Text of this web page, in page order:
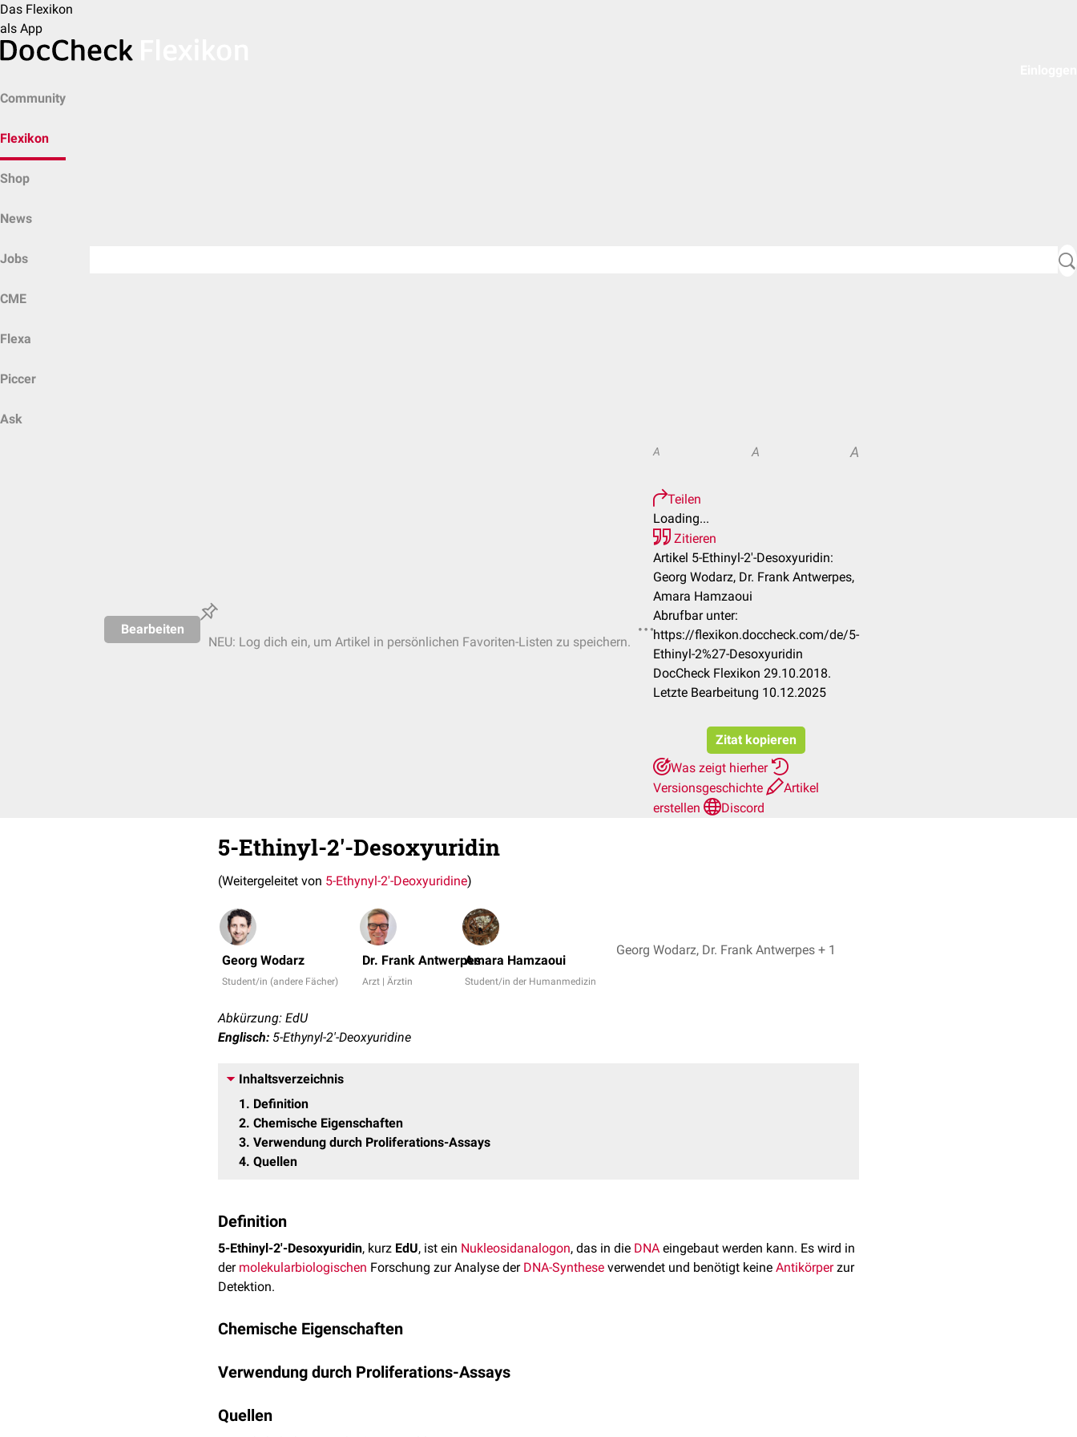
Das Flexikon
als App
Community
Flexikon
Shop
News
Jobs
CME
Flexa
Piccer
Ask
Bearbeiten
NEU: Log dich ein, um Artikel in persönlichen Favoriten-Listen zu speichern.
A A A
Teilen
Loading...
Zitieren
Artikel 5-Ethinyl-2'-Desoxyuridin:
Georg Wodarz, Dr. Frank Antwerpes,
Amara Hamzaoui
Abrufbar unter:
https://flexikon.doccheck.com/de/5-
Ethinyl-2%27-Desoxyuridin
DocCheck Flexikon 29.10.2018.
Letzte Bearbeitung 10.12.2025
Zitat kopieren
Was zeigt hierher
Versionsgeschichte
Artikel
erstellen
Discord
5-Ethinyl-2'-Desoxyuridin
(Weitergeleitet von 5-Ethynyl-2'-Deoxyuridine)
Georg Wodarz
Student/in (andere Fächer)
Dr. Frank Antwerpes
Arzt | Ärztin
Amara Hamzaoui
Student/in der Humanmedizin
Georg Wodarz, Dr. Frank Antwerpes + 1
Abkürzung: EdU
Englisch: 5-Ethynyl-2'-Deoxyuridine
Inhaltsverzeichnis
1
Definition
2 Chemische Eigenschaften
3 Verwendung durch Proliferations-Assays
4 Quellen
Definition
5-Ethinyl-2'-Desoxyuridin, kurz EdU, ist ein Nukleosidanalogon, das in die DNA eingebaut werden kann. Es wird in
der molekularbiologischen Forschung zur Analyse der DNA-Synthese verwendet und benötigt keine Antikörperzur
Detektion.
Chemische Eigenschaften
Desoxyribose, die mit einemThyminanalogonverbunden ist. Wichtig für seine Funktion ist eine
Verwendung durch Proliferations-Assays
Zeitraum in hoher Konzentration zu kultivierten Zellen hinzugegeben. Diese werden trotz der hohen Spezifität der
Quellen